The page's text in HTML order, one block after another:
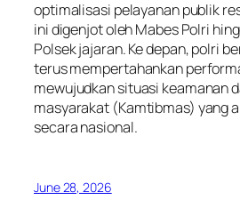
optimalisasi pelayanan publik
ini digenjot oleh Mabes Polri
Polsek jajaran. Ke depan, polri
terus mempertahankan
mewujudkan situasi keamanan
masyarakat (Kamtibmas) yang
secara nasional.
June 28, 2026